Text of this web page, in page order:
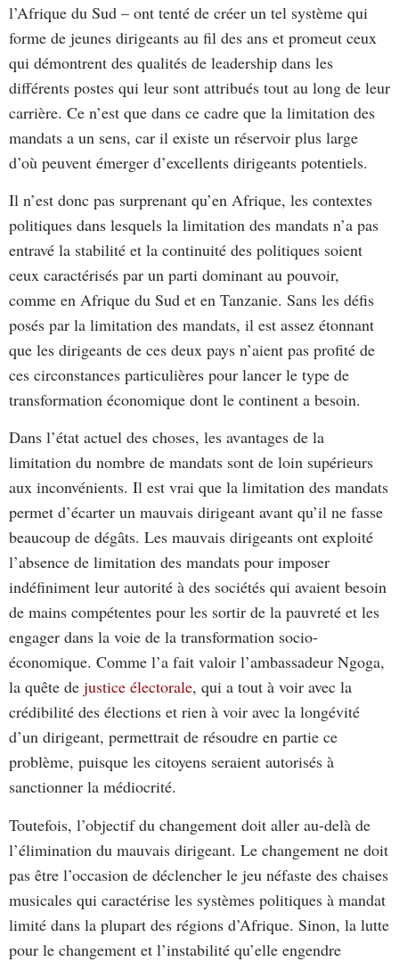
l’Afrique du Sud – ont tenté de créer un tel système qui
forme de jeunes dirigeants au fil des ans et promeut ceux
qui démontrent des qualités de leadership dans les
différents postes qui leur sont attribués tout au long de leur
carrière. Ce n’est que dans ce cadre que la limitation des
mandats a un sens, car il existe un réservoir plus large
d’où peuvent émerger d’excellents dirigeants potentiels.
Il n’est donc pas surprenant qu’en Afrique, les contextes
politiques dans lesquels la limitation des mandats n’a pas
entravé la stabilité et la continuité des politiques soient
ceux caractérisés par un parti dominant au pouvoir,
comme en Afrique du Sud et en Tanzanie. Sans les défis
posés par la limitation des mandats, il est assez étonnant
que les dirigeants de ces deux pays n’aient pas profité de
ces circonstances particulières pour lancer le type de
transformation économique dont le continent a besoin.
Dans l’état actuel des choses, les avantages de la
limitation du nombre de mandats sont de loin supérieurs
aux inconvénients. Il est vrai que la limitation des mandats
permet d’écarter un mauvais dirigeant avant qu’il ne fasse
beaucoup de dégâts. Les mauvais dirigeants ont exploité
l’absence de limitation des mandats pour imposer
indéfiniment leur autorité à des sociétés qui avaient besoin
de mains compétentes pour les sortir de la pauvreté et les
engager dans la voie de la transformation socio-
économique. Comme l’a fait valoir l’ambassadeur Ngoga,
la quête de justice électorale, qui a tout à voir avec la
crédibilité des élections et rien à voir avec la longévité
d’un dirigeant, permettrait de résoudre en partie ce
problème, puisque les citoyens seraient autorisés à
sanctionner la médiocrité.
Toutefois, l’objectif du changement doit aller au-delà de
l’élimination du mauvais dirigeant. Le changement ne doit
pas être l’occasion de déclencher le jeu néfaste des chaises
musicales qui caractérise les systèmes politiques à mandat
limité dans la plupart des régions d’Afrique. Sinon, la lutte
pour le changement et l’instabilité qu’elle engendre